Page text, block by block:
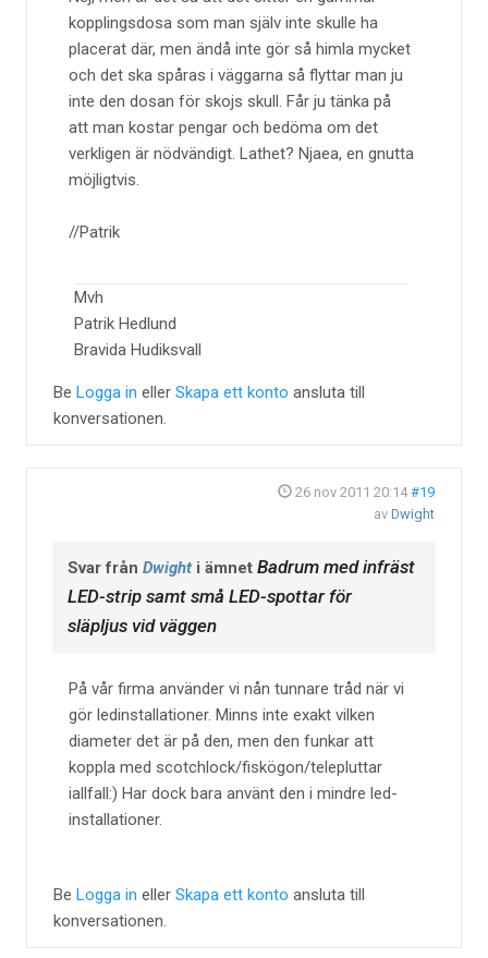
kopplingsdosa som man själv inte skulle ha
placerat där, men ändå inte gör så himla mycket
och det ska spåras i väggarna så flyttar man ju
inte den dosan för skojs skull. Får ju tänka på
att man kostar pengar och bedöma om det
verkligen är nödvändigt. Lathet? Njaea, en gnutta
möjligtvis.
//Patrik
Mvh
Patrik Hedlund
Bravida Hudiksvall
Be Logga in eller Skapa ett konto ansluta till
konversationen.
26 nov 2011 20:14 #19
av Dwight
Svar från Dwight i ämnet Badrum med infräst
LED-strip samt små LED-spottar för
släpljus vid väggen
På vår firma använder vi nån tunnare tråd när vi
gör ledinstallationer. Minns inte exakt vilken
diameter det är på den, men den funkar att
koppla med scotchlock/fiskögon/telepluttar
iallfall:) Har dock bara använt den i mindre led-
installationer.
Be Logga in eller Skapa ett konto ansluta till
konversationen.